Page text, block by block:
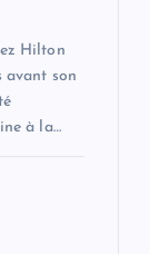
Hilton
avant son
à la…